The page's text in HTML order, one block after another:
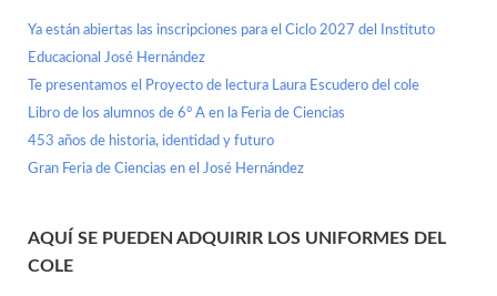
Ya están abiertas las inscripciones para el Ciclo 2027 del Instituto
Educacional José Hernández
Te presentamos el Proyecto de lectura Laura Escudero del cole
Libro de los alumnos de 6° A en la Feria de Ciencias
453 años de historia, identidad y futuro
Gran Feria de Ciencias en el José Hernández
AQUÍ SE PUEDEN ADQUIRIR LOS UNIFORMES DEL
COLE